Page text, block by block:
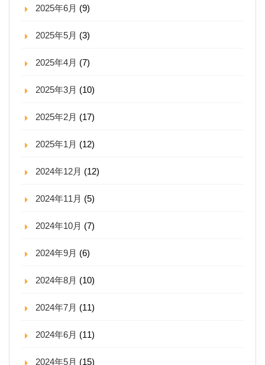
2025年6月 (9)
2025年5月 (3)
2025年4月 (7)
2025年3月 (10)
2025年2月 (17)
2025年1月 (12)
2024年12月 (12)
2024年11月 (5)
2024年10月 (7)
2024年9月 (6)
2024年8月 (10)
2024年7月 (11)
2024年6月 (11)
2024年5月 (15)